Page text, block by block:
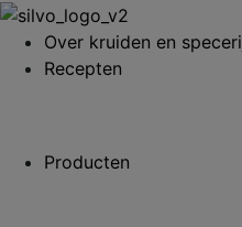
Over kruiden en
Recepten
Producten